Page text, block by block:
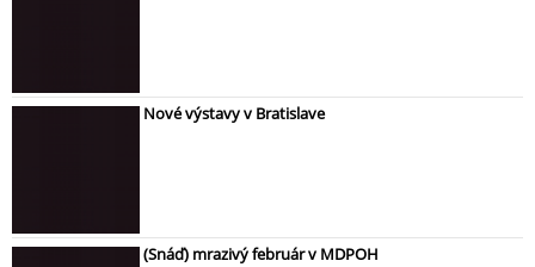
Nové výstavy v Bratislave
(Snáď) mrazivý február v MDPOH